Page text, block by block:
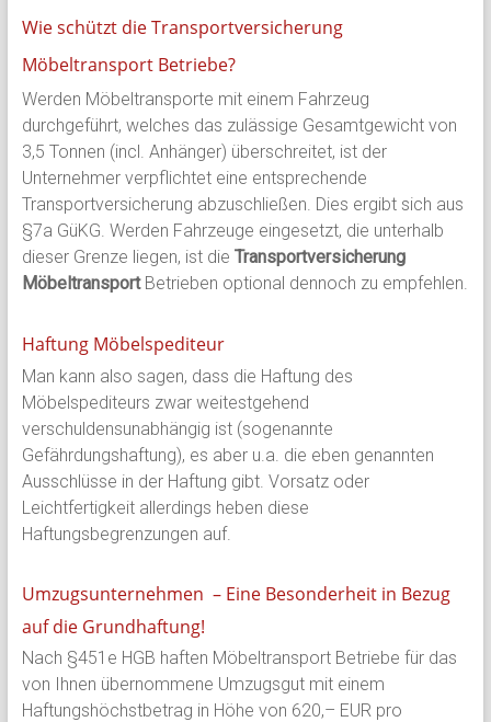
Wie schützt die Transportversicherung
Möbeltransport Betriebe?
Werden Möbeltransporte mit einem Fahrzeug
durchgeführt, welches das zulässige Gesamtgewicht von
3,5 Tonnen (incl. Anhänger) überschreitet, ist der
Unternehmer verpflichtet eine entsprechende
Transportversicherung abzuschließen. Dies ergibt sich aus
§7a GüKG. Werden Fahrzeuge eingesetzt, die unterhalb
dieser Grenze liegen, ist die Transportversicherung
MöbeltransportBetrieben optional dennoch zu empfehlen.
Haftung Möbelspediteur
Man kann also sagen, dass die Haftung des
Möbelspediteurs zwar weitestgehend
verschuldensunabhängig ist (sogenannte
Gefährdungshaftung), es aber u.a. die eben genannten
Ausschlüsse in der Haftung gibt. Vorsatz oder
Leichtfertigkeit allerdings heben diese
Haftungsbegrenzungen auf.
Umzugsunternehmen – Eine Besonderheit in Bezug
auf die Grundhaftung!
Nach §451e HGB haften Möbeltransport Betriebe für das
von Ihnen übernommene Umzugsgut mit einem
Haftungshöchstbetrag in Höhe von 620,– EUR pro